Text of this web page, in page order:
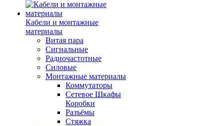
Кабели и монтажные
материалы
Витая пара
Сигнальные
Радиочастотные
Силовые
Монтажные материалы
Коммутаторы
Сетевое Шкафы
Коробки
Разъёмы
Стяжка